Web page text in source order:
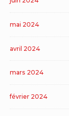
mai 2024
avril 2024
mars 2024
février 2024